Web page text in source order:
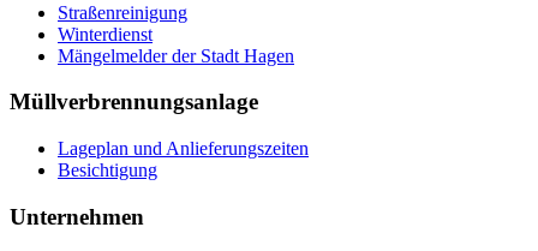
Straßenreinigung
Winterdienst
Mängelmelder der Stadt Hagen
Müllverbrennungsanlage
Lageplan und Anlieferungszeiten
Besichtigung
Unternehmen